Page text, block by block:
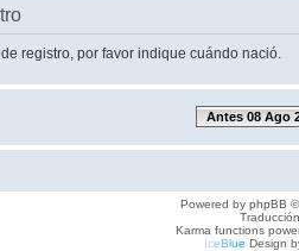
registro, por favor indique cuándo nació.
Antes 08 Ago
Powered by phpBB
Karma functions
IceBlue Design